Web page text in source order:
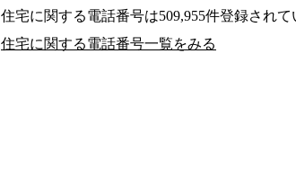
住宅に関する電話番号は509,955件登録されて
住宅に関する電話番号一覧をみる